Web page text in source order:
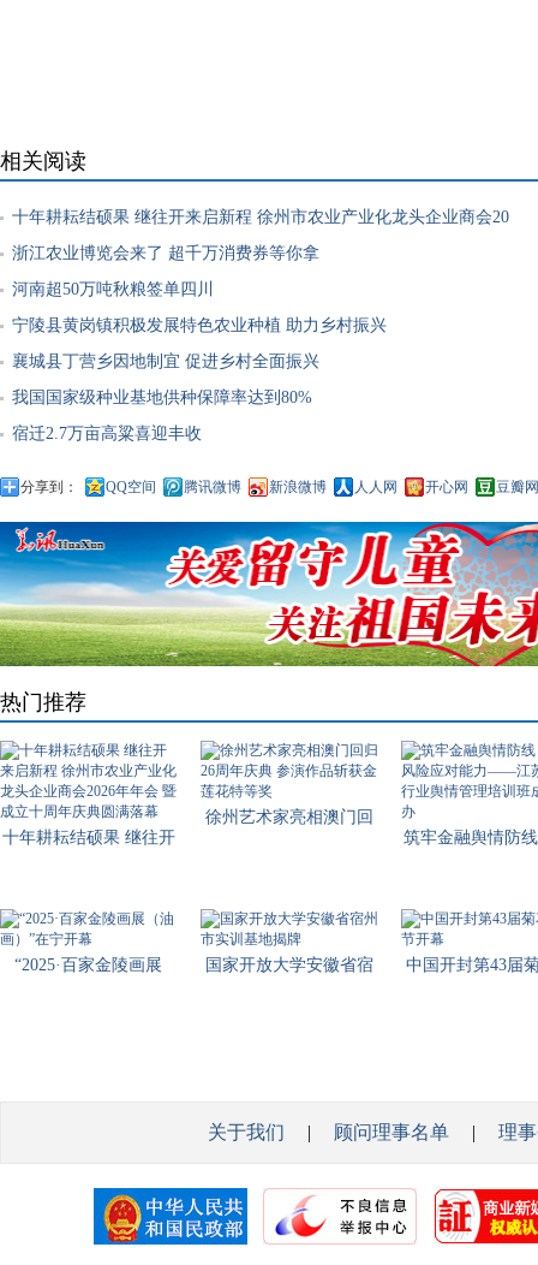
相关阅读
十年耕耘结硕果 继往开来启新程 徐州市农业产业化龙头企业商会20
浙江农业博览会来了 超千万消费券等你拿
河南超50万吨秋粮签单四川
宁陵县黄岗镇积极发展特色农业种植 助力乡村振兴
襄城县丁营乡因地制宜 促进乡村全面振兴
我国国家级种业基地供种保障率达到80%
宿迁2.7万亩高粱喜迎丰收
分享到： QQ空间 腾讯微博 新浪微博 人人网 开心网 豆瓣网
热门推荐
十年耕耘结硕果 继往开
徐州艺术家亮相澳门回
筑牢金融舆情防
“2025·百家金陵画展
国家开放大学安徽省宿
中国开封第43届
关于我们 | 顾问理事名单 | 理